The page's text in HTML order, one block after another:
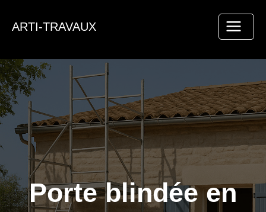
ARTI-TRAVAUX
Porte blindée en